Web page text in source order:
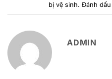
bị vệ sinh. Đánh dấu
ADMIN